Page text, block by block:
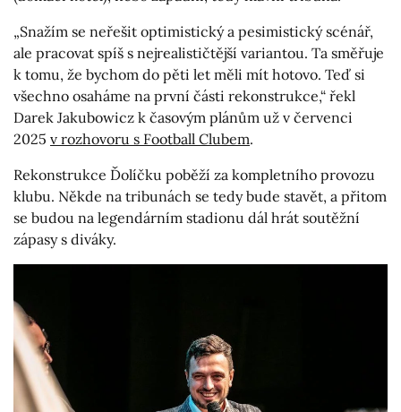
„Snažím se neřešit optimistický a pesimistický scénář,
ale pracovat spíš s nejrealističtější variantou. Ta směřuje
k tomu, že bychom do pěti let měli mít hotovo. Teď si
všechno osaháme na první části rekonstrukce,“ řekl
Darek Jakubowicz k časovým plánům už v červenci
2025 v rozhovoru s Football Clubem.
Rekonstrukce Ďolíčku poběží za kompletního provozu
klubu. Někde na tribunách se tedy bude stavět, a přitom
se budou na legendárním stadionu dál hrát soutěžní
zápasy s diváky.